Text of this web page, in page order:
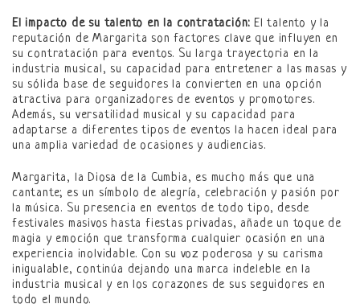
El impacto de su talento en la contratación: El talento y la
reputación de Margarita son factores clave que influyen en
su contratación para eventos. Su larga trayectoria en la
industria musical, su capacidad para entretener a las masas y
su sólida base de seguidores la convierten en una opción
atractiva para organizadores de eventos y promotores.
Además, su versatilidad musical y su capacidad para
adaptarse a diferentes tipos de eventos la hacen ideal para
una amplia variedad de ocasiones y audiencias.
Margarita, la Diosa de la Cumbia, es mucho más que una
cantante; es un símbolo de alegría, celebración y pasión por
la música. Su presencia en eventos de todo tipo, desde
festivales masivos hasta fiestas privadas, añade un toque de
magia y emoción que transforma cualquier ocasión en una
experiencia inolvidable. Con su voz poderosa y su carisma
inigualable, continúa dejando una marca indeleble en la
industria musical y en los corazones de sus seguidores en
todo el mundo.